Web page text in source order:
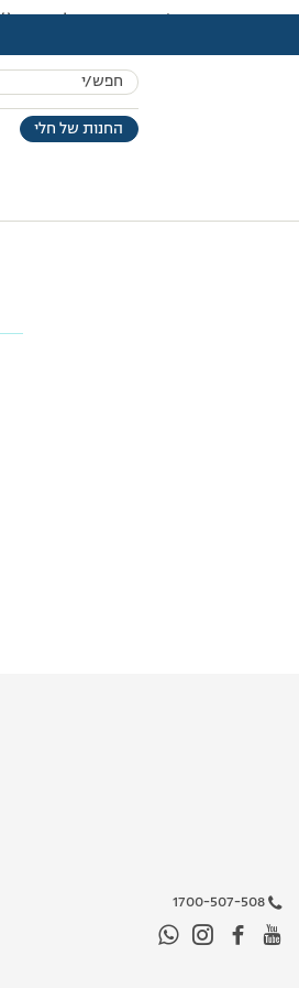
Search
for:החנות של חלי
עמוד הבית>כתף טלה חגיגית>כתף טלה חגיגית (1)
1700-507-508